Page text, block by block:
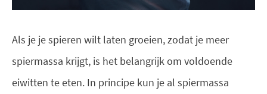
Als je je spieren wilt laten groeien, zodat je meer
spiermassa krijgt, is het belangrijk om voldoende
eiwitten te eten. In principe kun je al spiermassa